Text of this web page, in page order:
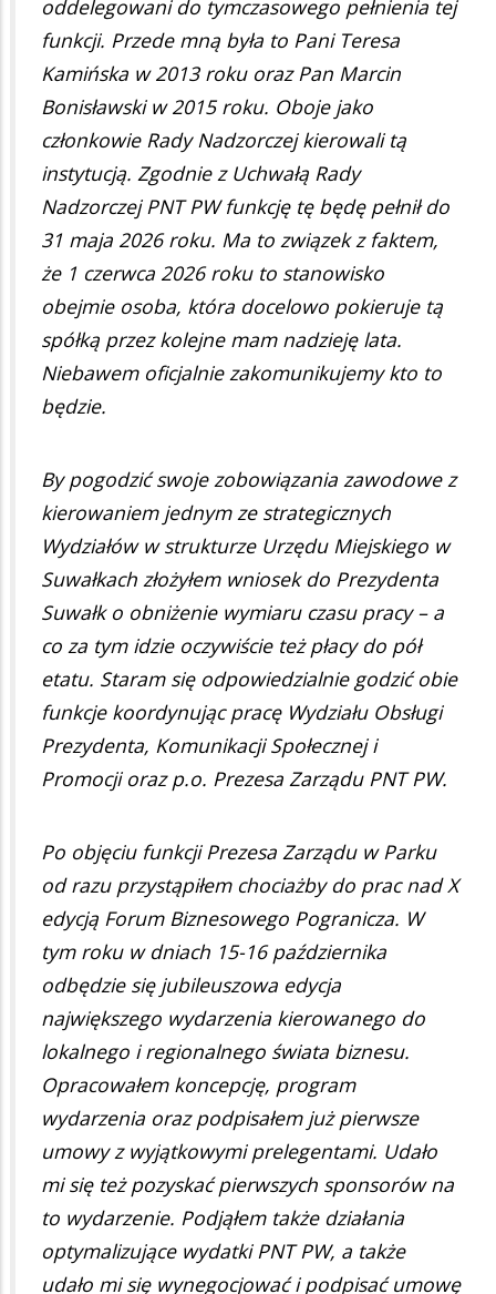
oddelegowani do tymczasowego pełnienia tej
funkcji. Przede mną była to Pani Teresa
Kamińska w 2013 roku oraz Pan Marcin
Bonisławski w 2015 roku. Oboje jako
członkowie Rady Nadzorczej kierowali tą
instytucją. Zgodnie z Uchwałą Rady
Nadzorczej PNT PW funkcję tę będę pełnił do
31 maja 2026 roku. Ma to związek z faktem,
że 1 czerwca 2026 roku to stanowisko
obejmie osoba, która docelowo pokieruje tą
spółką przez kolejne mam nadzieję lata.
Niebawem oficjalnie zakomunikujemy kto to
będzie.
By pogodzić swoje zobowiązania zawodowe z
kierowaniem jednym ze strategicznych
Wydziałów w strukturze Urzędu Miejskiego w
Suwałkach złożyłem wniosek do Prezydenta
Suwałk o obniżenie wymiaru czasu pracy – a
co za tym idzie oczywiście też płacy do pół
etatu. Staram się odpowiedzialnie godzić obie
funkcje koordynując pracę Wydziału Obsługi
Prezydenta, Komunikacji Społecznej i
Promocji oraz p.o. Prezesa Zarządu PNT PW.
Po objęciu funkcji Prezesa Zarządu w Parku
od razu przystąpiłem chociażby do prac nad X
edycją Forum Biznesowego Pogranicza. W
tym roku w dniach 15-16 października
odbędzie się jubileuszowa edycja
największego wydarzenia kierowanego do
lokalnego i regionalnego świata biznesu.
Opracowałem koncepcję, program
wydarzenia oraz podpisałem już pierwsze
umowy z wyjątkowymi prelegentami. Udało
mi się też pozyskać pierwszych sponsorów na
to wydarzenie. Podjąłem także działania
optymalizujące wydatki PNT PW, a także
udało mi się wynegocjować i podpisać umowę